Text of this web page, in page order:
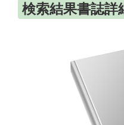
検索結果書誌詳